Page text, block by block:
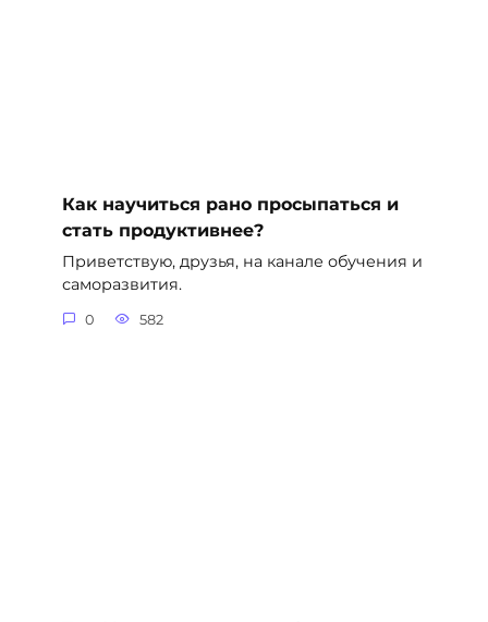
Как научиться рано просыпаться и
стать продуктивнее?
Приветствую, друзья, на канале обучения и
саморазвития.
0 582